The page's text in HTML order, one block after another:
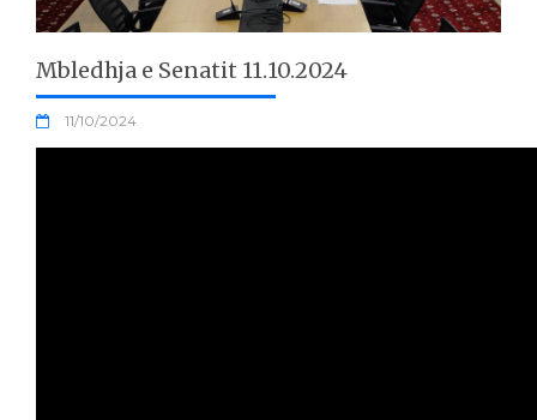
Mbledhja e Senatit 11.10.2024
11/10/2024